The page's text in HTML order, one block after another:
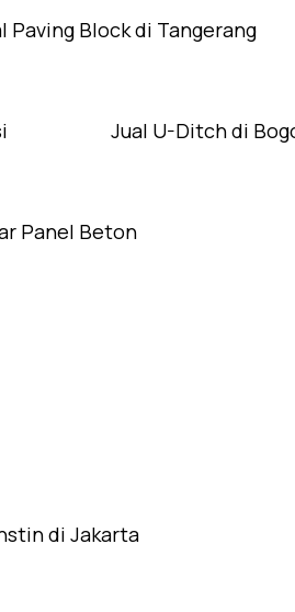
Paving Block di Tangerang
Jual U-Ditch di
Panel Beton
di Jakarta